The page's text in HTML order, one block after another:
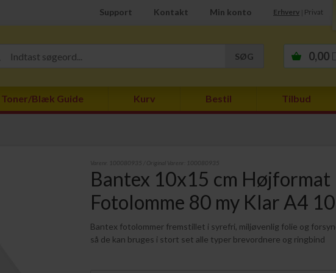
Support Kontakt Min konto Erhverv Privat
0,00
Toner/Blæk Guide Kurv Bestil Tilbud
Varenr. 100080935 / Original Varenr: 100080935
Bantex 10x15 cm Højformat
Fotolomme 80 my Klar A4
Bantex fotolommer fremstillet i syrefri, miljøvenlig folie og
så de kan bruges i stort set alle typer brevordnere og ringbind